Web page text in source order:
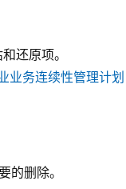
还原项。
业务连续性管理计划
的删除。